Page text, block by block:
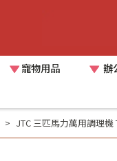
寵物用品 辦
JTC 三匹馬力萬用調理